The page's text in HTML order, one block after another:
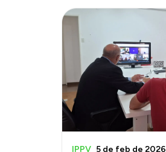
IPPV 5 de feb de 2026